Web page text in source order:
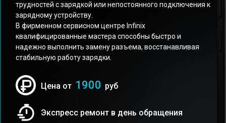
трудностей с зарядкой или непостоянного подключения к
зарядному устройству.
В фирменном сервисном центре Infinix
квалифицированные мастера способны быстро и
надежно выполнить замену разъема, восстанавливая
стабильную работу зарядки.
Цена от 1900 руб
Экспресс ремонт в день обращения